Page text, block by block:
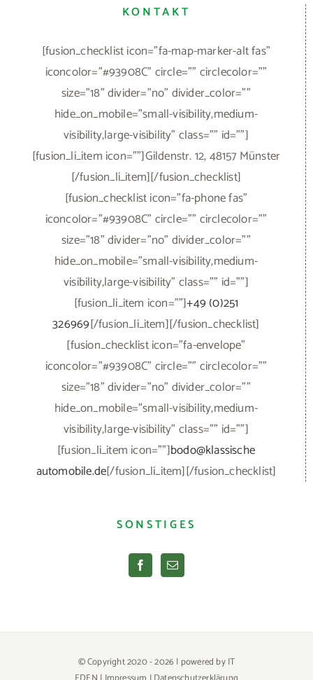
KONTAKT
[fusion_checklist icon="fa-map-marker-alt fas"
iconcolor="#93908C" circle="" circlecolor=""
size="18" divider="no" divider_color=""
hide_on_mobile="small-visibility,medium-
visibility,large-visibility" class="" id=""]
[fusion_li_item icon=""]Gildenstr. 12, 48157 Münster
[/fusion_li_item][/fusion_checklist]
[fusion_checklist icon="fa-phone fas"
iconcolor="#93908C" circle="" circlecolor=""
size="18" divider="no" divider_color=""
hide_on_mobile="small-visibility,medium-
visibility,large-visibility" class="" id=""]
[fusion_li_item icon=""]+49 (0)251
326969[/fusion_li_item][/fusion_checklist]
[fusion_checklist icon="fa-envelope"
iconcolor="#93908C" circle="" circlecolor=""
size="18" divider="no" divider_color=""
hide_on_mobile="small-visibility,medium-
visibility,large-visibility" class="" id=""]
[fusion_li_item icon=""]bodo@klassische
automobile.de[/fusion_li_item][/fusion_checklist]
SONSTIGES
© Copyright 2020 -2026 | powered byIT